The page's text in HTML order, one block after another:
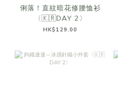
俐落！直紋暗花修腰恤衫
〈🇰🇷DAY 2〉
HK$129.00